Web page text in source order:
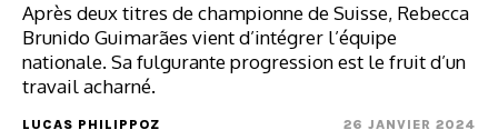
Après deux titres de championne de Suisse, Rebecca
Brunido Guimarães vient d’intégrer l’équipe
nationale. Sa fulgurante progression est le fruit d’un
travail acharné.
LUCAS PHILIPPOZ 26 JANVIER 2024